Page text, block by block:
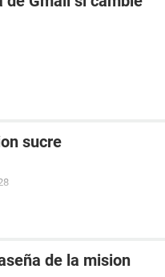
sucre
de la mision